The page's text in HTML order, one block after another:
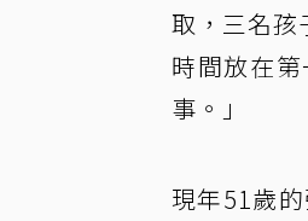
取，三名孩
時間放在
事。」
現年51歲